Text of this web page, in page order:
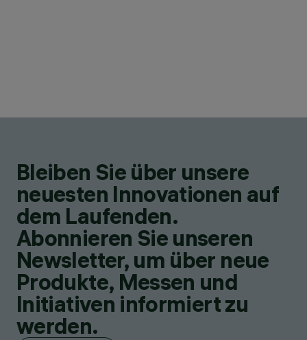
Bleiben Sie über unsere
neuesten Innovationen auf
dem Laufenden.
Abonnieren Sie unseren
Newsletter, um über neue
Produkte, Messen und
Initiativen informiert zu
werden.